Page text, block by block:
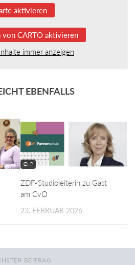
aktivieren
von CARTO aktivieren
immer anzeigen
EBENFALLS
© 2
ZDF-Studioleiterin zu Gast
am CvO
23. FEBRUAR 2026
BEITRAG